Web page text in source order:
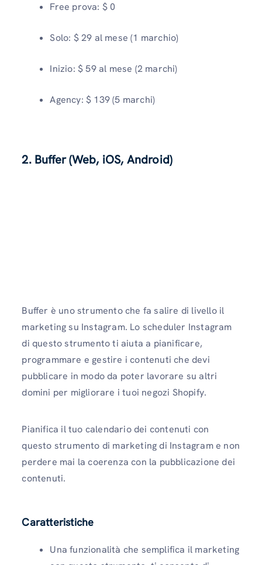
Free prova: $ 0
Solo: $ 29 al mese (1 marchio)
Inizio: $ 59 al mese (2 marchi)
Agency: $ 139 (5 ​​marchi)
2. Buffer (Web, iOS, Android)
Buffer è uno strumento che fa salire di livello il
marketing su Instagram. Lo scheduler Instagram
di questo strumento ti aiuta a pianificare,
programmare e gestire i contenuti che devi
pubblicare in modo da poter lavorare su altri
domini per migliorare i tuoi negozi Shopify.
Pianifica il tuo calendario dei contenuti con
questo strumento di marketing di Instagram e non
perdere mai la coerenza con la pubblicazione dei
contenuti.
Caratteristiche
Una funzionalità che semplifica il marketing